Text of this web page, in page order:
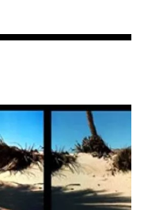
08 : Heba Farid +